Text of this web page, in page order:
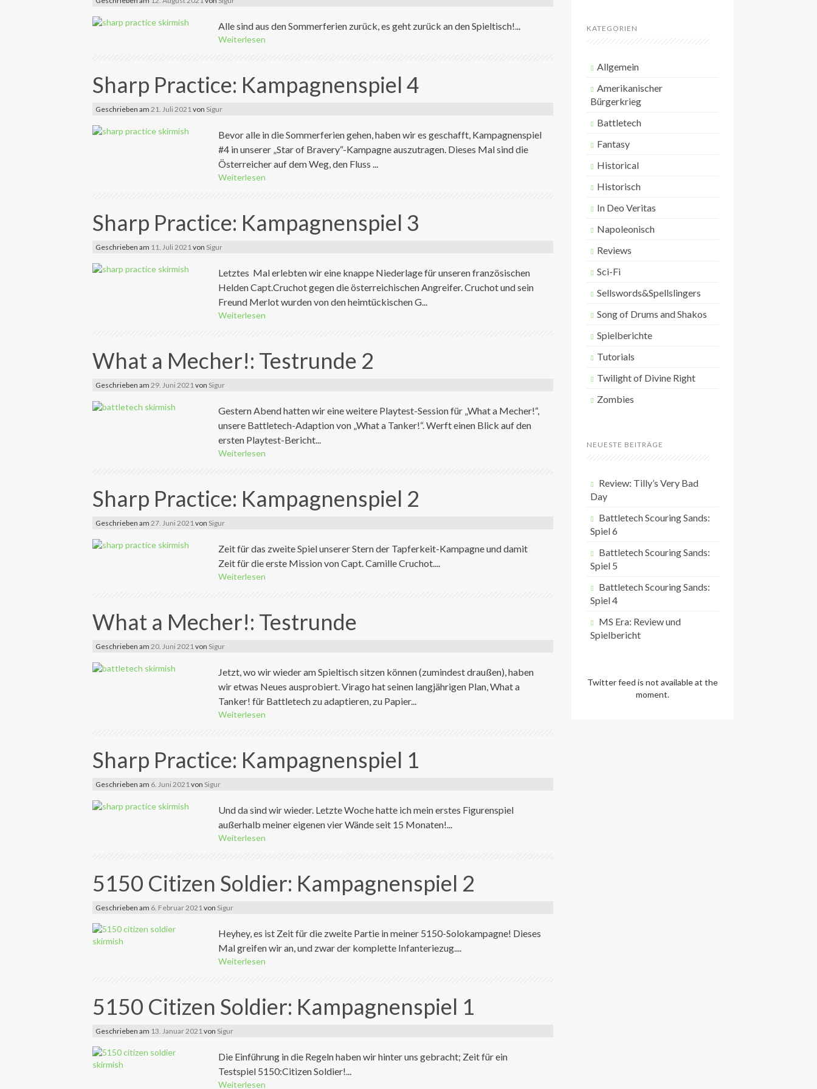
Alle sind aus den Sommerferien zurück, es geht zurück an den Spieltisch!...
Weiterlesen
Sharp Practice: Kampagnenspiel 4
Geschrieben am 21. Juli 2021von Sigur
Bevor alle in die Sommerferien gehen, haben wir es geschafft, Kampagnenspiel
#4 in unserer „Star of Bravery“-Kampagne auszutragen. Dieses Mal sind die
Österreicher auf dem Weg, den Fluss ...
Weiterlesen
Sharp Practice: Kampagnenspiel 3
Geschrieben am 11. Juli 2021von Sigur
Letztes Mal erlebten wir eine knappe Niederlage für unseren französischen
Helden Capt.Cruchot gegen die österreichischen Angreifer. Cruchot und sein
Freund Merlot wurden von den heimtückischen G...
Weiterlesen
What a Mecher!: Testrunde 2
Geschrieben am 29. Juni 2021von Sigur
Gestern Abend hatten wir eine weitere Playtest-Session für „What a Mecher!“,
unsere Battletech-Adaption von „What a Tanker!“. Werft einen Blick auf den
ersten Playtest-Bericht...
Weiterlesen
Sharp Practice: Kampagnenspiel 2
Geschrieben am 27. Juni 2021von Sigur
Zeit für das zweite Spiel unserer Stern der Tapferkeit-Kampagne und damit
Zeit für die erste Mission von Capt. Camille Cruchot....
Weiterlesen
What a Mecher!: Testrunde
Geschrieben am 20. Juni 2021von Sigur
Jetzt, wo wir wieder am Spieltisch sitzen können (zumindest draußen), haben
wir etwas Neues ausprobiert. Virago hat seinen langjährigen Plan, What a
Tanker! für Battletech zu adaptieren, zu Papier...
Weiterlesen
Sharp Practice: Kampagnenspiel 1
Geschrieben am 6. Juni 2021von Sigur
Und da sind wir wieder. Letzte Woche hatte ich mein erstes Figurenspiel
außerhalb meiner eigenen vier Wände seit 15 Monaten!...
Weiterlesen
5150 Citizen Soldier: Kampagnenspiel 2
Geschrieben am 6. Februar 2021von Sigur
Heyhey, es ist Zeit für die zweite Partie in meiner 5150-Solokampagne! Dieses
Mal greifen wir an, und zwar der komplette Infanteriezug....
Weiterlesen
5150 Citizen Soldier: Kampagnenspiel 1
Geschrieben am 13. Januar 2021von Sigur
Die Einführung in die Regeln haben wir hinter uns gebracht; Zeit für ein
Testspiel 5150:Citizen Soldier!...
Weiterlesen
c
h
KATEGORIEN
Allgemein
Amerikanischer
Bürgerkrieg
Battletech
Fantasy
Historical
Historisch
In Deo Veritas
Napoleonisch
Reviews
Sci-Fi
Sellswords&Spellslingers
Song of Drums and Shakos
Spielberichte
Tutorials
Twilight of Divine Right
Zombies
NEUESTE BEITRÄGE
Review: Tilly’s Very Bad
Day
Battletech Scouring Sands:
Spiel 6
Battletech Scouring Sands:
Spiel 5
Battletech Scouring Sands:
Spiel 4
MS Era: Review und
Spielbericht
Twitter feed is not available at the
moment.